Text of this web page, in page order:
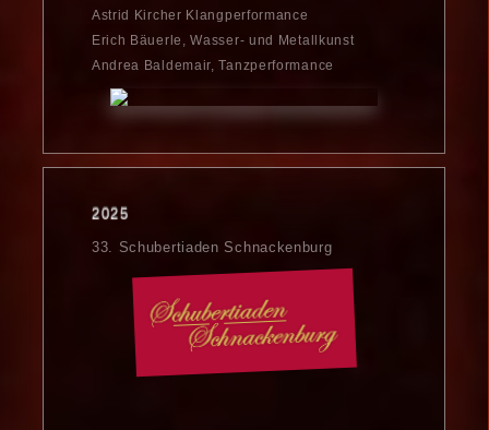
Astrid Kircher Klangperformance
Erich Bäuerle, Wasser- und Metallkunst
Andrea Baldemair, Tanzperformance
2025
33. Schubertiaden Schnackenburg